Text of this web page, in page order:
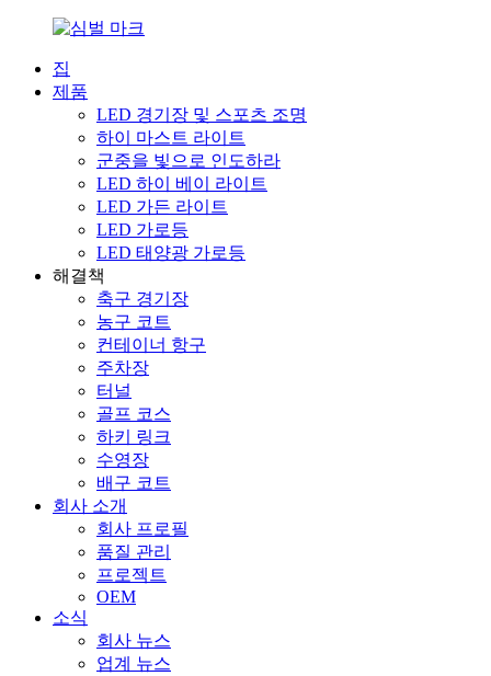
집
제품
LED 경기장 및 스포츠 조명
하이 마스트 라이트
군중을 빛으로 인도하라
LED 하이 베이 라이트
LED 가든 라이트
LED 가로등
LED 태양광 가로등
해결책
축구 경기장
농구 코트
컨테이너 항구
주차장
터널
골프 코스
하키 링크
수영장
배구 코트
회사 소개
회사 프로필
품질 관리
프로젝트
OEM
소식
회사 뉴스
업계 뉴스